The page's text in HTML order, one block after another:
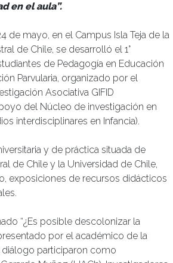
en el aula”.
de mayo, en el Campus Isla Teja de la
de Chile, se desarrolló el 1°
de Pedagogía en Educación
Parvularia, organizado por el
Asociativa GIFID
del Núcleo de investigación en
interdisciplinares en Infancia).
y de práctica situada de
de Chile y la Universidad de Chile,
exposiciones de recursos didácticos
“¿Es posible descolonizar la
por el académico de la
diálogo participaron como